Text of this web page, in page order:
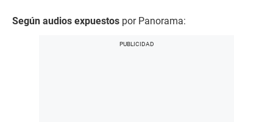
Según audios expuestos por Panorama: